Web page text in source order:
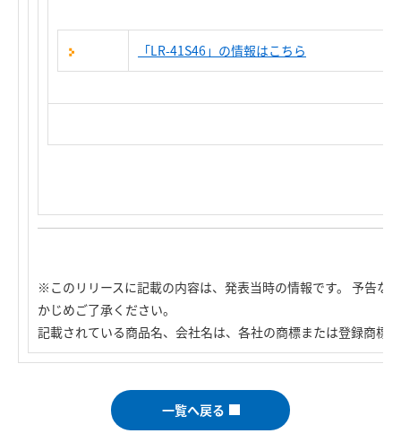
「LR-41S46」の情報はこちら
※このリリースに記載の内容は、発表当時の情報です。 予告な
かじめご了承ください。
記載されている商品名、会社名は、各社の商標または登録商標
一覧へ戻る